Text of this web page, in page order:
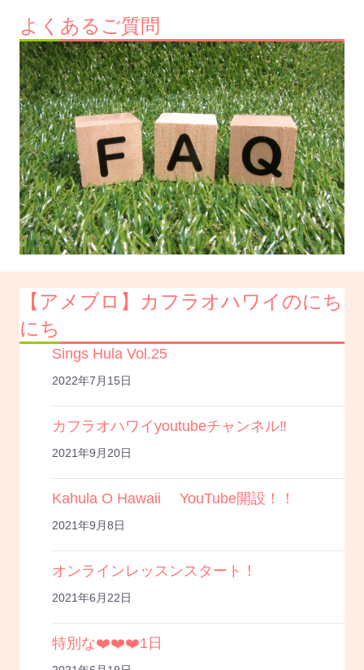
よくあるご質問
【アメブロ】カフラオハワイのにち
にち
Sings Hula Vol.25
2022年7月15日
カフラオハワイyoutubeチャンネル‼️
2021年9月20日
Kahula O Hawaii YouTube開設！！
2021年9月8日
オンラインレッスンスタート！
2021年6月22日
特別な❤️❤️❤️1日